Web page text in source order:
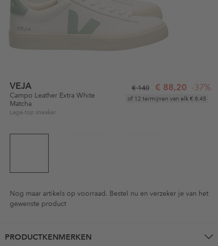
VEJA
Campo Leather Extra White
Matcha
Lage-top sneaker
€ 140 € 88,20 -37%
of 12 termijnen van elk€ 8,45
Nog maar artikels op voorraad. Bestel nu en verzeker je van het
gewenste product
PRODUCTKENMERKEN